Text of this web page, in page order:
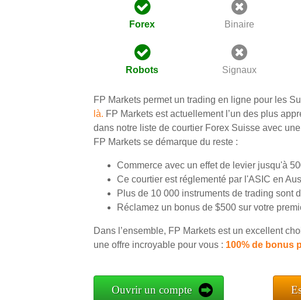
Forex Binaire
Robots Signaux
FP Markets permet un trading en ligne pour les
là. FP Markets est actuellement l’un des plus
dans notre liste de courtier Forex Suisse avec
FP Markets se démarque du reste :
Commerce avec un effet de levier jusqu'à
Ce courtier est réglementé par l'ASIC en
Plus de 10 000 instruments de trading sont
Réclamez un bonus de $500 sur votre
Dans l’ensemble, FP Markets est un excellent
une offre incroyable pour vous : 100% de bonus
Ouvrir un compte